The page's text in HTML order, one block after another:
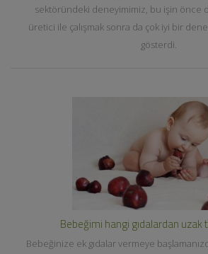
sektöründeki deneyimimiz, bu işin önce
üretici ile çalışmak sonra da çok iyi bir
gösterdi.
Bebeğimi hangi gıdalardan uzak
Bebeğinize ek gıdalar vermeye